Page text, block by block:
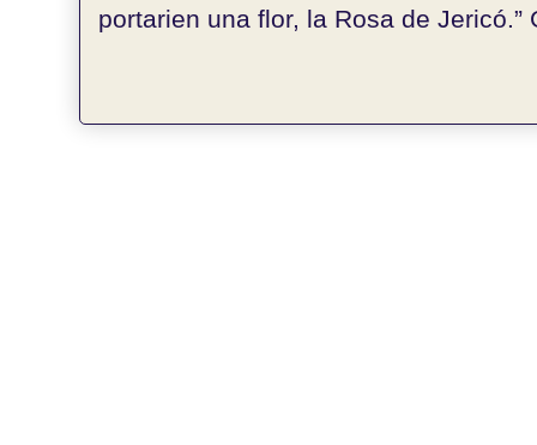
portarien una flor, la Rosa de